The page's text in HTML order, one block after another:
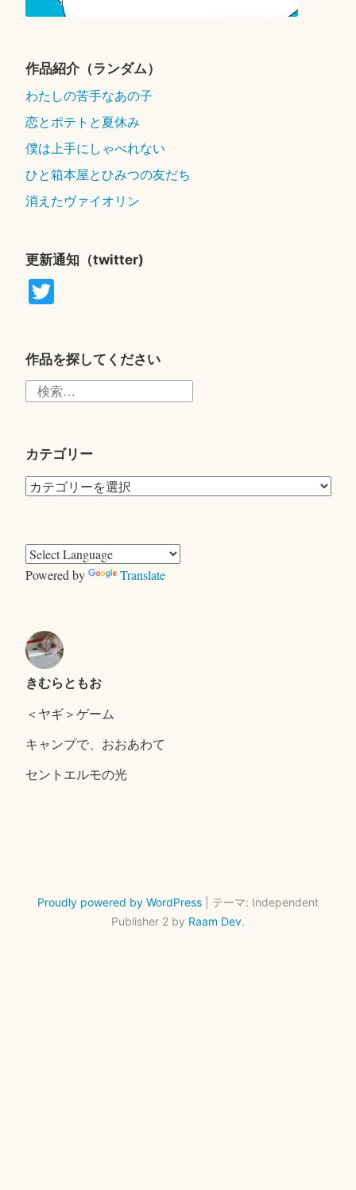
作品紹介（ランダム）
わたしの苦手なあの子
恋とポテトと夏休み
僕は上手にしゃべれない
ひと箱本屋とひみつの友だち
消えたヴァイオリン
更新通知（twitter)
T
r
作品を探してください
カテゴリー
カ
リ
ー
Powered by Translate
きむらともお
＜ヤギ＞ゲーム
キャンプで、おおあわて
セントエルモの光
Proudly powered by WordPress
テーマ: Independent
Publisher 2 by Raam Dev.